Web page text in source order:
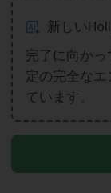
新しい
完了に向か
定の完全な
ています。